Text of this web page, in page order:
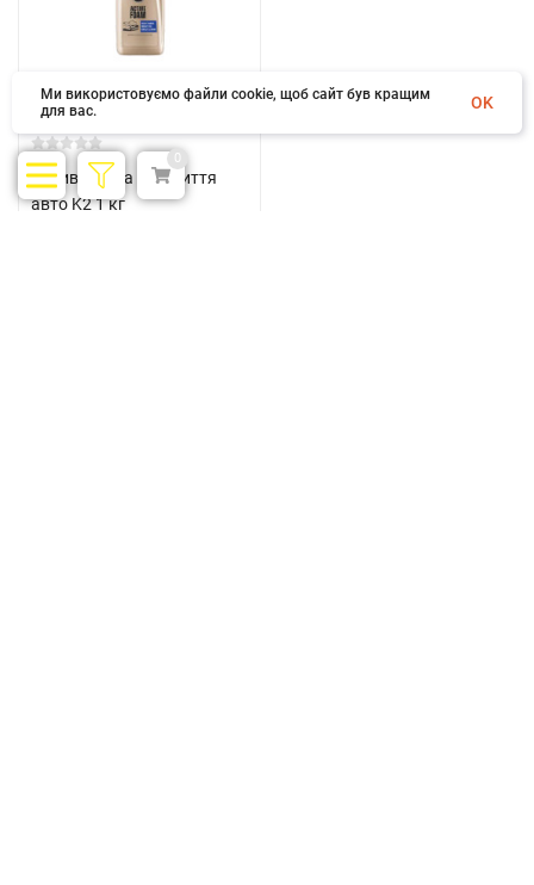
Активна піна для миття
авто K2 1 кг
0
Ми використовуємо файли cookie, щоб сайт був кращим
для вас.
OK